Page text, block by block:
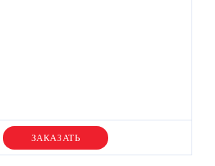
Уточняйте цену